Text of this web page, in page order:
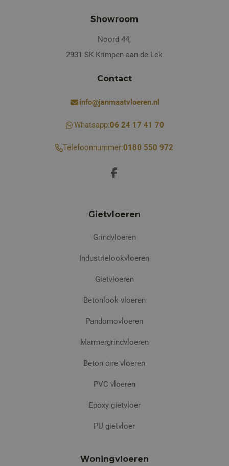
Showroom
Noord 44,
2931 SK Krimpen aan de Lek
Contact
info@janmaatvloeren.nl
Whatsapp:06 24 17 41 70
Telefoonnummer:0180 550 972
Gietvloeren
Grindvloeren
Industrielookvloeren
Gietvloeren
Betonlook vloeren
Pandomovloeren
Marmergrindvloeren
Beton cire vloeren
PVC vloeren
Epoxy gietvloer
PU gietvloer
Woningvloeren